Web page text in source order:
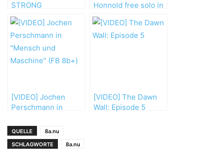
STRONG
Honnold free solo in
„El Sendero
Luminoso“
[VIDEO] Jochen
Perschmann in
Maschine“ (FB 8b+)
[VIDEO] The Dawn
Wall: Episode 5
QUELLE
8a.nu
SCHLAGWORTE
8a.nu